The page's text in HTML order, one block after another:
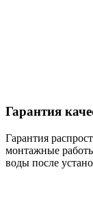
Гарантия
Гарантия
монтажные
воды после